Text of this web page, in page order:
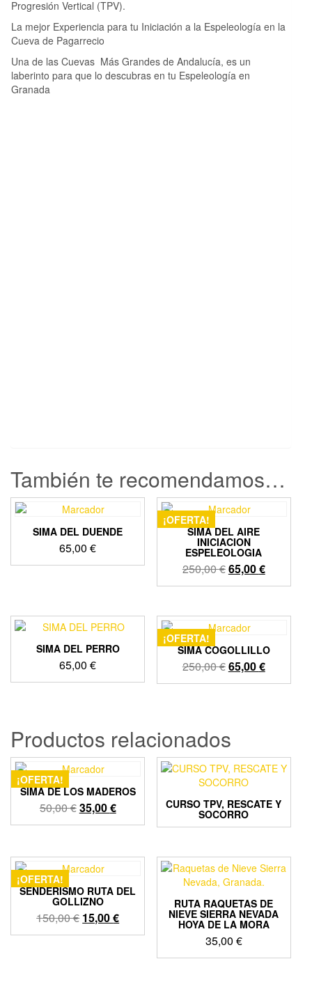
Progresión Vertical (TPV).
La mejor Experiencia para tu Iniciación a la Espeleología en la
Cueva de Pagarrecio
Una de las Cuevas Más Grandes de Andalucía, es un
laberinto para que lo descubras en tu Espeleología en
Granada
También te recomendamos…
SIMA DEL DUENDE
65,00€
¡OFERTA!
SIMA DEL AIRE
INICIACION
ESPELEOLOGIA
250,00€El
precio
era:
250,00 €.
65,00€El
precio
es:
SIMA DEL PERRO
65,00€
¡OFERTA!
SIMA COGOLLILLO
250,00€El
precio
65,00€El
precio
Productos relacionados
¡OFERTA!
SIMA DE LOS MADEROS
50,00€El
precio
era:
50,00 €.
35,00€El
precio
es:
CURSO TPV, RESCATE Y
SOCORRO
¡OFERTA!
SENDERISMO RUTA DEL
GOLLIZNO
150,00€ El
precio
15,00€El
precio
RUTA RAQUETAS DE
NIEVE SIERRA NEVADA
HOYA DE LA MORA
35,00 €